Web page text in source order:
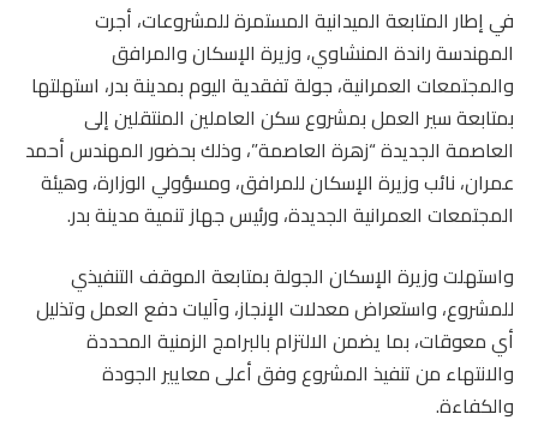
في إطار المتابعة الميدانية المستمرة للمشروعات، أجرت
المهندسة راندة المنشاوي، وزيرة الإسكان والمرافق
والمجتمعات العمرانية، جولة تفقدية اليوم بمدينة بدر، استهلتها
بمتابعة سير العمل بمشروع سكن العاملين المنتقلين إلى
العاصمة الجديدة “زهرة العاصمة”، وذلك بحضور المهندس أحمد
عمران، نائب وزيرة الإسكان للمرافق، ومسؤولي الوزارة، وهيئة
المجتمعات العمرانية الجديدة، ورئيس جهاز تنمية مدينة بدر.
واستهلت وزيرة الإسكان الجولة بمتابعة الموقف التنفيذي
للمشروع، واستعراض معدلات الإنجاز، وآليات دفع العمل وتذليل
أي معوقات، بما يضمن الالتزام بالبرامج الزمنية المحددة
والانتهاء من تنفيذ المشروع وفق أعلى معايير الجودة
والكفاءة.